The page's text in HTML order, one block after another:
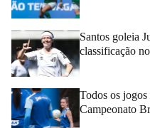
Santos goleia
classificação
Todos os jogos
Campeonato